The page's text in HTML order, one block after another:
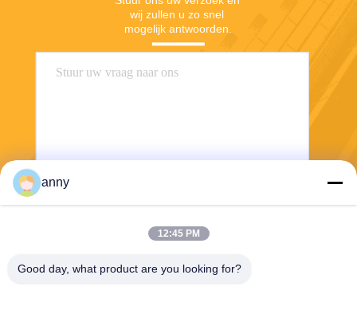
wij zullen u zo snel
mogelijk antwoorden.
anny
12:45 PM
Good day, what product are you looking for?